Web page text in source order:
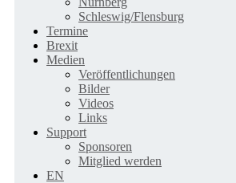
Schleswig/Flensburg
Termine
Brexit
Medien
Veröffentlichungen
Bilder
Videos
Links
Support
Sponsoren
Mitglied werden
EN